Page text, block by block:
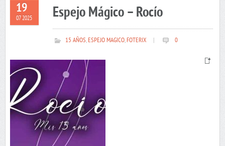
19
07 2025 Espejo Mágico – Rocío
15 AÑOS,ESPEJO MAGICO,FOTERIX 0